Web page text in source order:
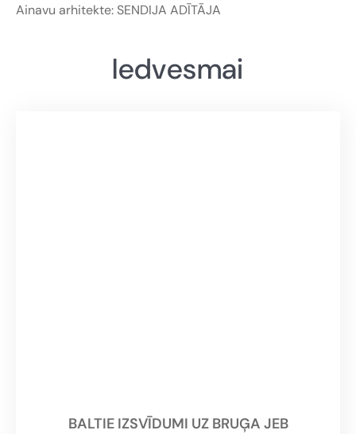
Ainavu arhitekte: SENDIJA ADĪTĀJA
Iedvesmai
BALTIE IZSVĪDUMI UZ BRUĢA JEB